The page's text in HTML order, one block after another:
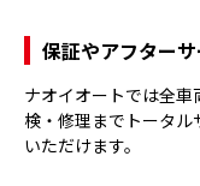
保証やアフター
ナオイオートでは全
検・修理までトータル
いただけます。